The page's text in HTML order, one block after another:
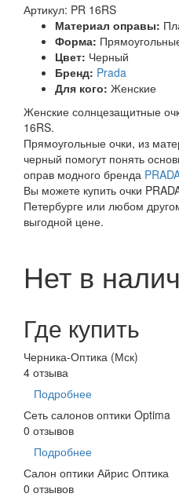
Артикул: PR 16RS
Материал оправы:
Форма:
Цвет: Черный
Бренд: Prada
Для кого: Женские
Женские солнцезащитные
16RS.
Прямоугольные очки, из
черный помогут понять
оправ модного бренда
Вы можете купить очки
Петербурге или любом
выгодной цене.
Нет в
Где купить
Черника-Оптика (Мск)
4 отзыва
Подробнее
Сеть салонов оптики Optima
0 отзывов
Подробнее
Салон оптики Айрис Оптика
0 отзывов